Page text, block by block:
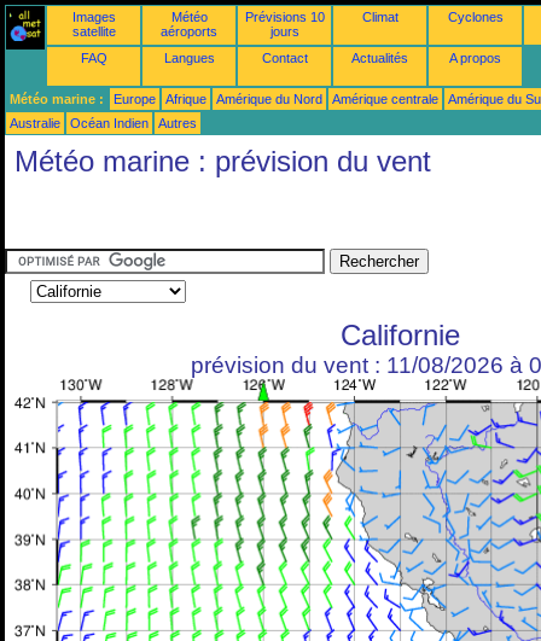
Images
satellite
Météo
aéroports
Prévisions 10
jours
Climat Cyclones
FAQ Langues Contact Actualités A propos
Météo marine : Europe Afrique Amérique du Nord Amérique centrale
Amérique du
Australie
Océan Indien Autres
Météo marine : prévision du vent
Californie
prévision du vent : 11/08/2026 à